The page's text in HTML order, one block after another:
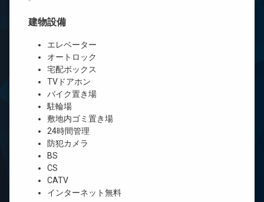
建物設備
エレベーター
オートロック
宅配ボックス
TVドアホン
バイク置き場
駐輪場
敷地内ゴミ置き場
24時間管理
防犯カメラ
BS
CS
CATV
インターネット無料